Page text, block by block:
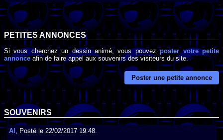
PETITES ANNONCES
Si vous cherchez un dessin animé, vous pouvezposter votre petite
annonce afin de faire appel aux souvenirs des visiteurs du site.
Poster une petite annonce
SOUVENIRS
Al , Posté le 22/02/2017 19:48.